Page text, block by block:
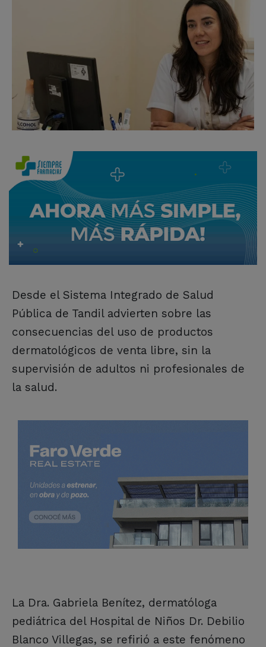
Desde el Sistema Integrado de Salud
Pública de Tandil advierten sobre las
consecuencias del uso de productos
dermatológicos de venta libre, sin la
supervisión de adultos ni profesionales de
la salud.
La Dra. Gabriela Benítez, dermatóloga
pediátrica del Hospital de Niños Dr. Debilio
Blanco Villegas, se refirió a este fenómeno